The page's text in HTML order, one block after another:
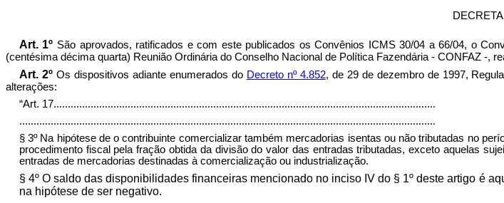
Art. 1º São aprovados, ratificados e com este publicados os Convênios ICMS 30/04 a 66/04, o
(centésima décima quarta) Reunião Ordinária do Conselho Nacional de Política Fazendária - CONFAZ -,
Art. 2º Os dispositivos adiante enumerados do Decreto nº 4.852, de 29 de dezembro de 1997,
alterações:
“Art. 17......................................................................................................................................
..................................................................................................................................................
§ 3º Na hipótese de o contribuinte comercializar também mercadorias isentas ou não tributadas no
procedimento fiscal pela fração obtida da divisão do valor das entradas tributadas, exceto aquelas
entradas de mercadorias destinadas à comercialização ou industrialização.
§ 4º O saldo das disponibilidades financeiras mencionado no inciso IV do § 1º deste artigo é
na hipótese de ser negativo.